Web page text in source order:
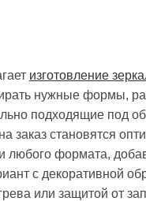
изготовление
нужные формы,
подходящие под
заказ становятся
формата,
с декоративной
или защитой от